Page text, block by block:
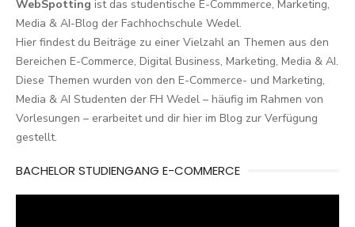
WebSpotting ist das studentische E-Commmerce, Marketing,
Media & AI-Blog der Fachhochschule Wedel.
Hier findest du Beiträge zu einer Vielzahl an Themen aus den
Bereichen E-Commerce, Digital Business, Marketing, Media & AI.
Diese Themen wurden von den E-Commerce- und Marketing,
Media & AI Studenten der FH Wedel – häufig im Rahmen von
Vorlesungen – erarbeitet und dir hier im Blog zur Verfügung
gestellt.
BACHELOR STUDIENGANG E-COMMERCE